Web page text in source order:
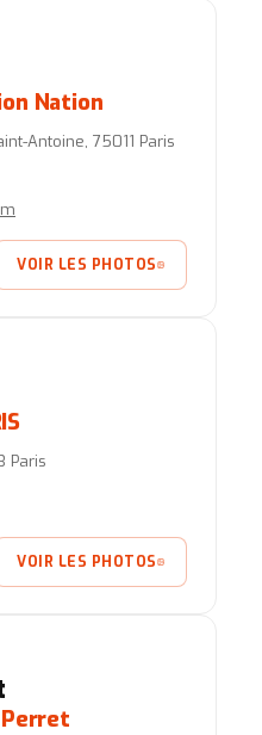
Nation
Antoine, 75011 Paris
VOIR LES PHOTOS
Paris
VOIR LES PHOTOS